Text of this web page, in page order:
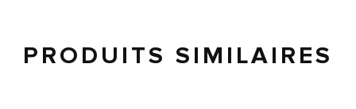
PRODUITS SIMILAIRES